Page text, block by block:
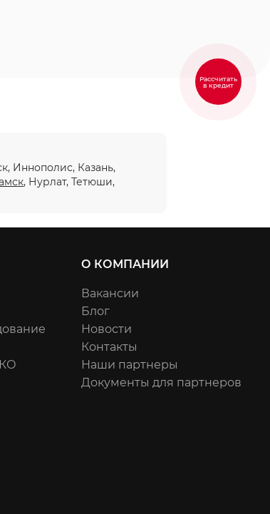
Иннополис, Казань,
, Нурлат, Тетюши,
О КОМПАНИИ
Вакансии
Блог
Новости
Контакты
Наши партнеры
Документы для партнеров
Рассчитать
в кредит